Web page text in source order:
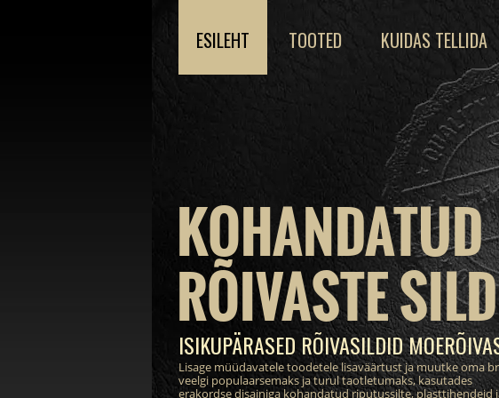
KOHANDATUD
RÕIVASTE
ISIKUPÄRASED RÕIVASILDID
Lisage müüdavatele toodetele lisaväärtust ja muutke oma
veelgi populaarsemaks ja turul taotletumaks, kasutades
erakordse disainiga kohandatud riputussilte, plasttihendeid
ESILEHT TOOTED KUIDAS TELLIDA